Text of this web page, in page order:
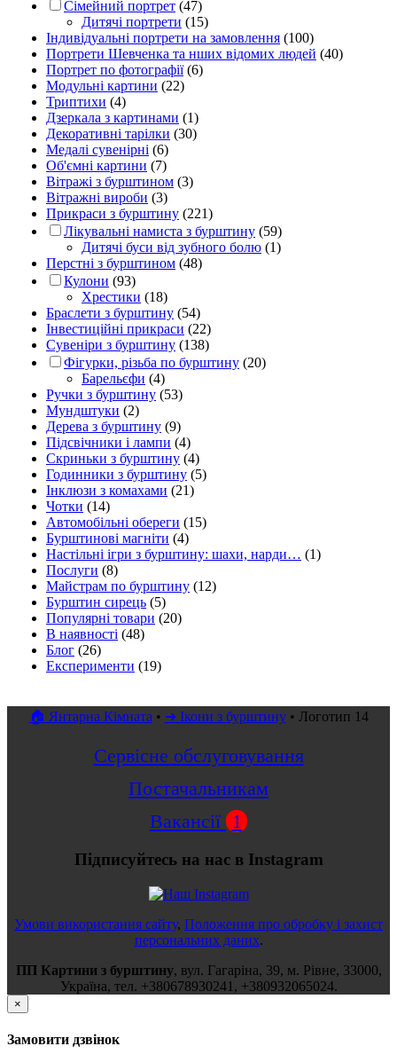
Сімейний портрет (47)
Дитячі портрети (15)
Індивідуальні портрети на замовлення (100)
Портрети Шевченка та нших відомих людей (40)
Портрет по фотографії(6)
Модульні картини (22)
Триптихи (4)
Дзеркала з картинами (1)
Декоративні тарілки (30)
Медалі сувенірні (6)
Об'ємні картини (7)
Вітражі з бурштином (3)
Вітражні вироби (3)
Прикраси з бурштину (221)
Лікувальні намиста з бурштину (59)
Дитячі буси від зубного болю (1)
Перстні з бурштином (48)
Кулони (93)
Хрестики (18)
Браслети з бурштину (54)
Інвестиційні прикраси (22)
Сувеніри з бурштину (138)
Фігурки, різьба по бурштину (20)
Барельєфи (4)
Ручки з бурштину (53)
Мундштуки (2)
Дерева з бурштину (9)
Підсвічники і лампи (4)
Скриньки з бурштину (4)
Годинники з бурштину (5)
Інклюзи з комахами (21)
Чотки (14)
Автомобільні обереги (15)
Бурштинові магніти (4)
Настільні ігри з бурштину: шахи, нарди… (1)
Послуги (8)
Майстрам по бурштину (12)
Бурштин сирець (5)
Популярні товари (20)
В наявності (48)
Блог (26)
Експерименти (19)
🏠 Янтарна Кімната • ➜ Ікони з бурштину• Логотип 14
Сервісне обслуговування
Постачальникам
Вакансії 1
Підписуйтесь на нас в Instagram
Умови використання сайту, Положення про обробку і захист
персональних даних.
ПП Картини з бурштину, вул. Гагаріна, 39, м. Рівне, 33000,
Україна, тел. +380678930241 , +380932065024.
×
Замовити дзвінок